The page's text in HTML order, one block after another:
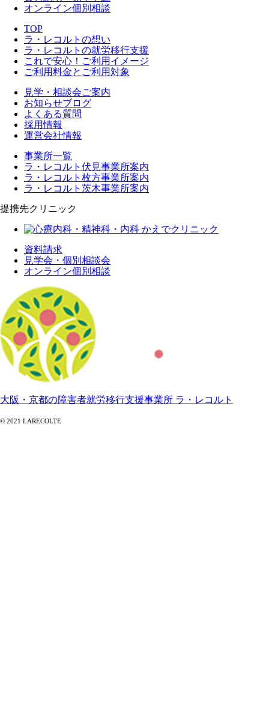
オンライン個別相談
TOP
ラ・レコルトの想い
ラ・レコルトの就労移行支援
これで安心！ご利用イメージ
ご利用料金とご利用対象
見学・相談会ご案内
お知らせブログ
よくある質問
採用情報
運営会社情報
事業所一覧
ラ・レコルト伏見事業所案内
ラ・レコルト枚方事業所案内
ラ・レコルト茨木事業所案内
提携先クリニック
資料請求
見学会・個別相談会
オンライン個別相談
大阪・京都の障害者就労移行支援事業所 ラ・レコルト
© 2021 LARECOLTE